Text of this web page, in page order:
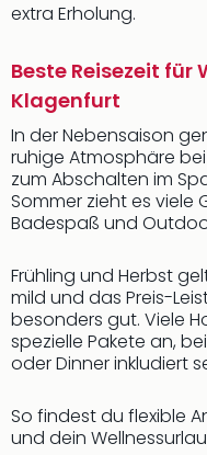
extra Erholung.
Beste Reisezeit für
Klagenfurt
In der Nebensaison
ruhige Atmosphäre
zum Abschalten im
Sommer zieht es viele
Badespaß und
Frühling und Herbst
mild und das Preis-
besonders gut. Viele
spezielle Pakete an,
oder Dinner inkludiert
So findest du flexible
und dein